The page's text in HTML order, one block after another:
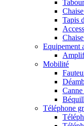
Tapis
Equipement
Mobilité
Téléphone